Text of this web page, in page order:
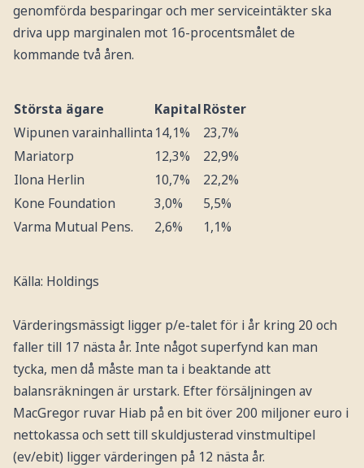
genomförda besparingar och mer serviceintäkter ska
driva upp marginalen mot 16-procentsmålet de
kommande två åren.
Största ägare KapitalRöster
Wipunen varainhallinta 14,1%
23,7%
Mariatorp
12,3%
22,9%
Ilona Herlin
10,7%
22,2%
Kone Foundation
3,0%
5,5%
Varma Mutual Pens.
2,6% 1,1%
Källa: Holdings
Värderingsmässigt ligger p/e-talet för i år kring 20 och
faller till 17 nästa år. Inte något superfynd kan man
tycka, men då måste man ta i beaktande att
balansräkningen är urstark. Efter försäljningen av
MacGregor ruvar Hiab på en bit över 200 miljoner euro i
nettokassa och sett till skuldjusterad vinstmultipel
(ev/ebit) ligger värderingen på 12 nästa år.